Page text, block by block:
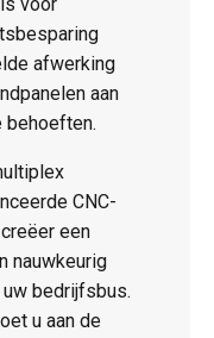
afwerking
aan
behoeften.
CNC-
een
nauwkeurig
bedrijfsbus.
u aan de